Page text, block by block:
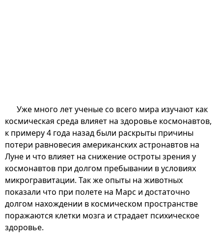
Уже много лет ученые со всего мира изучают как
космическая среда влияет на здоровье космонавтов,
к примеру 4 года назад были раскрыты причины
потери равновесия американских астронавтов на
Луне и что влияет на снижение остроты зрения у
космонавтов при долгом пребывании в условиях
микрогравитации. Так же опыты на животных
показали что при полете на Марс и достаточно
долгом нахождении в космическом пространстве
поражаются клетки мозга и страдает психическое
здоровье.